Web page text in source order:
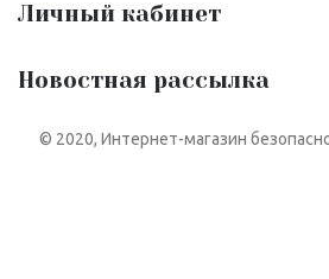
Личный кабинет
Новостная рассылка
© 2020, Интернет-магазин